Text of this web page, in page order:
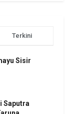
Terkini
Sisir
Saputra